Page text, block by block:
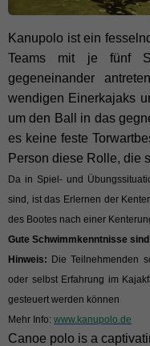
Kanupolo ist ein
Teams mit je fünf
gegeneinander
wendigen Einerkajaks
um den Ball in das
es keine feste
Person diese Rolle, die
Da in Spiel- und
sind, ist das Erlernen der
des Bootes nach einer
Gute Schwimmkenntnisse
Hinweis: Die Teilnehmenden
oder selbst Erfahrung im
gesteuert werden können
Mehr Info: www.kanupolo.de
Canoe polo is a